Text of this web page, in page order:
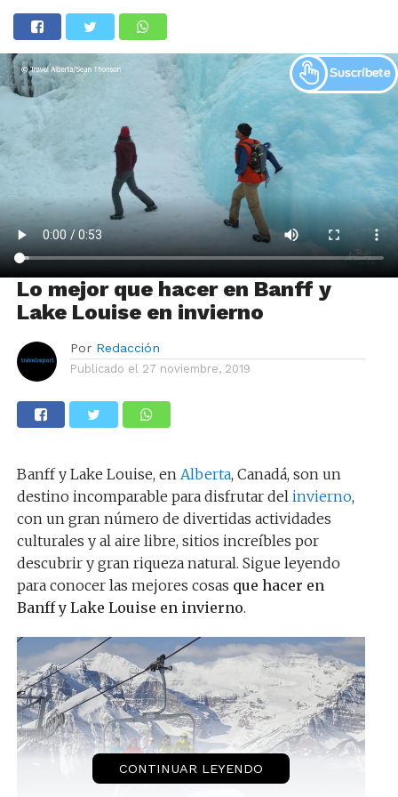
Lo mejor que hacer en Banff y
Lake Louise en invierno
Por Redacción
Publicado el 27 noviembre, 2019
Banff y Lake Louise, en Alberta, Canadá, son un
destino incomparable para disfrutar del invierno,
con un gran número de divertidas actividades
culturales y al aire libre, sitios increíbles por
descubrir y gran riqueza natural. Sigue leyendo
para conocer las mejores cosas que hacer en
Banff y Lake Louise en invierno.
CONTINUAR LEYENDO